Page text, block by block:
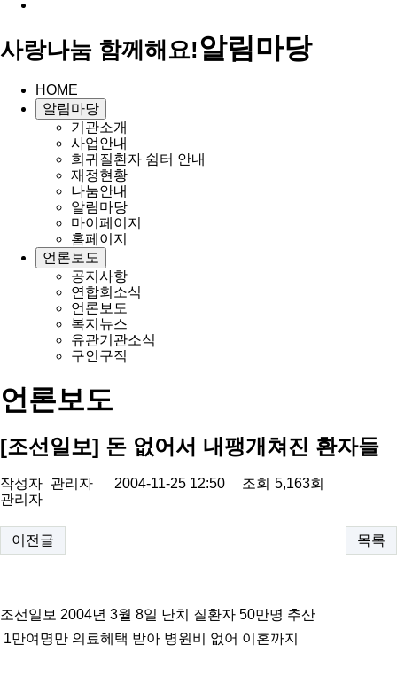
사랑나눔 함께해요!알림마당
HOME
알림마당
기관소개
사업안내
희귀질환자 쉼터 안내
재정현황
나눔안내
알림마당
마이페이지
홈페이지
언론보도
공지사항
연합회소식
언론보도
복지뉴스
유관기관소식
구인구직
언론보도
[조선일보] 돈 없어서 내팽개쳐진 환자들
작성자 관리자 2004-11-25 12:50 조회 5,163회
관리자
이전글 목록
조선일보 2004년 3월 8일 난치 질환자 50만명 추산
1만여명만 의료혜택 받아 병원비 없어 이혼까지